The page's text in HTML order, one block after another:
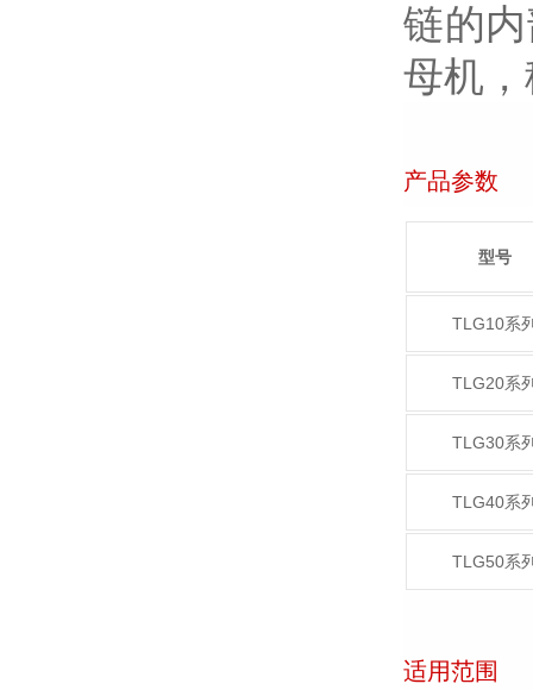
链的
母机
产品参数
型号
TLG10系
TLG20系
TLG30系
TLG40系
TLG50系
适用范围